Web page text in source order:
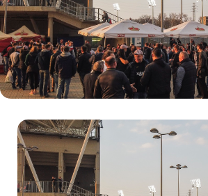
Biznes
Dla mediów
Kibice